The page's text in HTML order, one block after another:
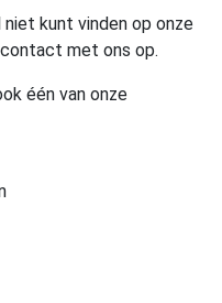
kunt vinden op onze
met ons op.
één van onze